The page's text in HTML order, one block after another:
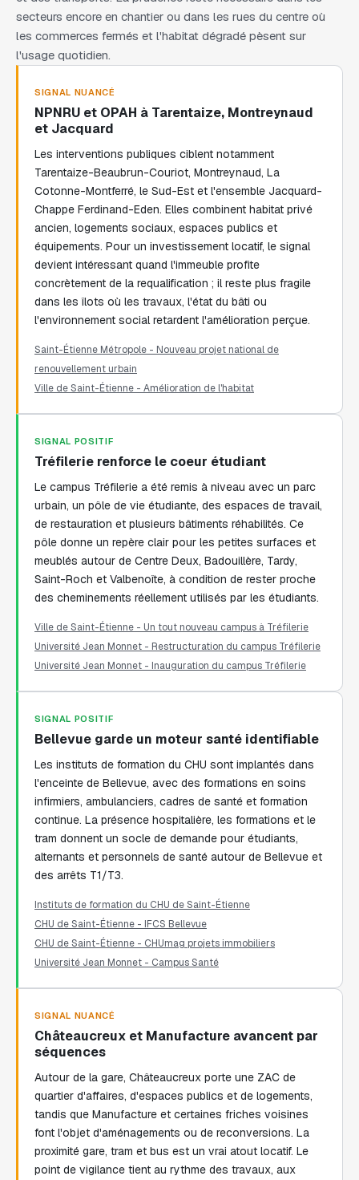
secteurs encore en chantier ou dans les rues du centre où
les commerces fermés et l'habitat dégradé pèsent sur
l'usage quotidien.
SIGNAL NUANCÉ
NPNRU et OPAH à Tarentaize, Montreynaud
et Jacquard
Les interventions publiques ciblent notamment
Tarentaize-Beaubrun-Couriot, Montreynaud, La
Cotonne-Montferré, le Sud-Est et l'ensemble Jacquard-
Chappe Ferdinand-Eden. Elles combinent habitat privé
ancien, logements sociaux, espaces publics et
équipements. Pour un investissement locatif, le signal
devient intéressant quand l'immeuble profite
concrètement de la requalification ; il reste plus fragile
dans les îlots où les travaux, l'état du bâti ou
l'environnement social retardent l'amélioration perçue.
Saint-Étienne Métropole - Nouveau projet national de
renouvellement urbain
Ville de Saint-Étienne - Amélioration de l'habitat
SIGNAL POSITIF
Tréfilerie renforce le coeur étudiant
Le campus Tréfilerie a été remis à niveau avec un parc
urbain, un pôle de vie étudiante, des espaces de travail,
de restauration et plusieurs bâtiments réhabilités. Ce
pôle donne un repère clair pour les petites surfaces et
meublés autour de Centre Deux, Badouillère, Tardy,
Saint-Roch et Valbenoîte, à condition de rester proche
des cheminements réellement utilisés par les étudiants.
Ville de Saint-Étienne - Un tout nouveau campus à Tréfilerie
Université Jean Monnet - Restructuration du campus Tréfilerie
Université Jean Monnet - Inauguration du campus Tréfilerie
SIGNAL POSITIF
Bellevue garde un moteur santé identifiable
Les instituts de formation du CHU sont implantés dans
l'enceinte de Bellevue, avec des formations en soins
infirmiers, ambulanciers, cadres de santé et formation
continue. La présence hospitalière, les formations et le
tram donnent un socle de demande pour étudiants,
alternants et personnels de santé autour de Bellevue et
des arrêts T1/T3.
Instituts de formation du CHU de Saint-Étienne
CHU de Saint-Étienne - IFCS Bellevue
CHU de Saint-Étienne - CHUmag projets immobiliers
Université Jean Monnet - Campus Santé
SIGNAL NUANCÉ
Châteaucreux et Manufacture avancent par
séquences
Autour de la gare, Châteaucreux porte une ZAC de
quartier d'affaires, d'espaces publics et de logements,
tandis que Manufacture et certaines friches voisines
font l'objet d'aménagements ou de reconversions. La
proximité gare, tram et bus est un vrai atout locatif. Le
point de vigilance tient au rythme des travaux, aux